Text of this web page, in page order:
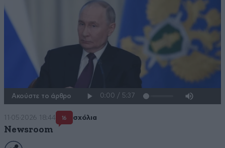
Ακούστε το άρθρο
11·05·2026 18:44 16 σχόλια
Newsroom